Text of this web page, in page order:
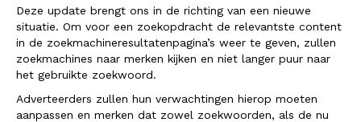
Deze update brengt ons in de richting van een nieuwe
situatie. Om voor een zoekopdracht de relevantste content
in de zoekmachineresultatenpagina’s weer te geven, zullen
zoekmachines naar merken kijken en niet langer puur naar
het gebruikte zoekwoord.
Adverteerders zullen hun verwachtingen hierop moeten
aanpassen en merken dat zowel zoekwoorden, als de nu